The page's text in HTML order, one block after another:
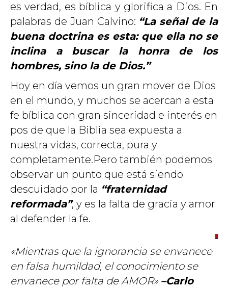
es verdad, es bíblica y glorifica a Dios. En
palabras de Juan Calvino: “La señal de la
buena doctrina es esta: que ella no se
inclina a buscar la honra de los
hombres, sino la de Dios.”
Hoy en día vemos un gran mover de Dios
en el mundo, y muchos se acercan a esta
fe bíblica con gran sinceridad e interés en
pos de que la Biblia sea expuesta a
nuestra vidas, correcta, pura y
completamente.Pero también podemos
observar un punto que está siendo
descuidado por la “fraternidad
reformada”, y es la falta de gracia y amor
al defender la fe.
«Mientras que la ignorancia se envanece
en falsa humildad, el conocimiento se
envanece por falta de AMOR» –Carlo